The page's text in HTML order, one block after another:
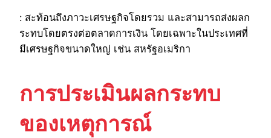
: สะท้อนถึงภาวะเศรษฐกิจโดยรวม และสามารถส่งผลก
ระทบโดยตรงต่อตลาดการเงิน โดยเฉพาะในประเทศที่
มีเศรษฐกิจขนาดใหญ่ เช่น สหรัฐอเมริกา
การประเมินผลกระทบ
ของเหตุการณ์